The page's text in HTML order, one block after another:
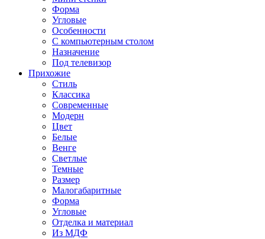
Форма
Угловые
Особенности
С компьютерным столом
Назначение
Под телевизор
Прихожие
Стиль
Классика
Современные
Модерн
Цвет
Белые
Венге
Светлые
Темные
Размер
Малогабаритные
Форма
Угловые
Отделка и материал
Из МДФ